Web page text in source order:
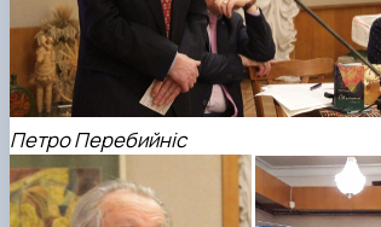
Петро Перебийніс